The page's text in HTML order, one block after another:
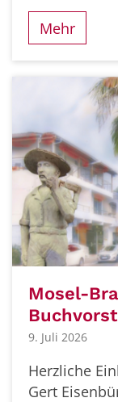
Mehr
Mosel-
9. Juli 2026
Herzliche
Gert